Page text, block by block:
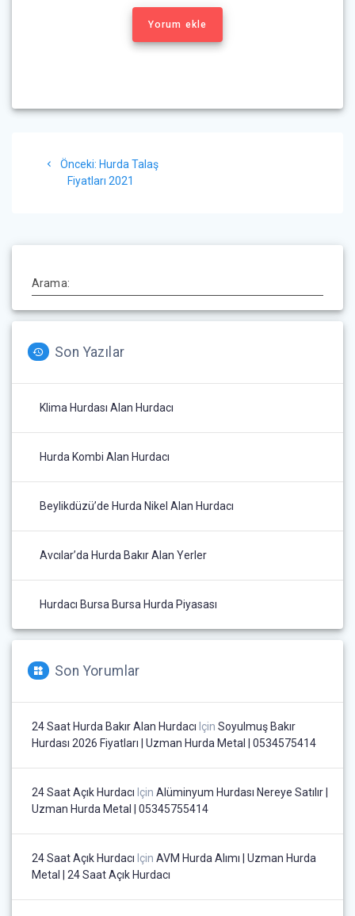
Yorum ekle
Yazı
gezinmesi
Önceki: Önceki
yazı:
Hurda Talaş
Fiyatları 2021
Arama:
Son Yazılar
Klima Hurdası Alan Hurdacı
Hurda Kombi Alan Hurdacı
Beylikdüzü’de Hurda Nikel Alan Hurdacı
Avcılar’da Hurda Bakır Alan Yerler
Hurdacı Bursa Bursa Hurda Piyasası
Son Yorumlar
24 Saat Hurda Bakır Alan Hurdacı Için Soyulmuş Bakır
Hurdası 2026 Fiyatları | Uzman Hurda Metal | 0534575414
24 Saat Açık Hurdacı Için Alüminyum Hurdası Nereye Satılır |
Uzman Hurda Metal | 05345755414
24 Saat Açık Hurdacı Için AVM Hurda Alımı | Uzman Hurda
Metal | 24 Saat Açık Hurdacı